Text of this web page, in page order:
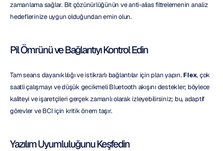
zamanlama sağlar. Bit çözünürlüğünün ve anti-alias filtrelemenin analiz
hedeflerinize uygun olduğundan emin olun.
Pil Ömrünü ve Bağlantıyı Kontrol Edin
Tam seans dayanıklılığı ve istikrarlı bağlantılar için plan yapın. Flex, çok
saatli çalışmayı ve düşük gecikmeli Bluetooth akışını destekler; böylece
kaliteyi ve işaretçileri gerçek zamanlı olarak izleyebilirsiniz; bu, adaptif
görevler ve BCI için kritik önem taşır.
Yazılım Uyumluluğunu Keşfedin